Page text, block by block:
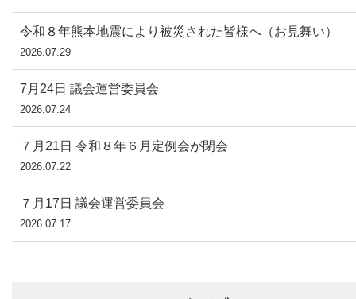
令和８年熊本地震により被災された皆様へ（お見舞い）
2026.07.29
7月24日 議会運営委員会
2026.07.24
７月21日 令和８年６月定例会が閉会
2026.07.22
７月17日 議会運営委員会
2026.07.17